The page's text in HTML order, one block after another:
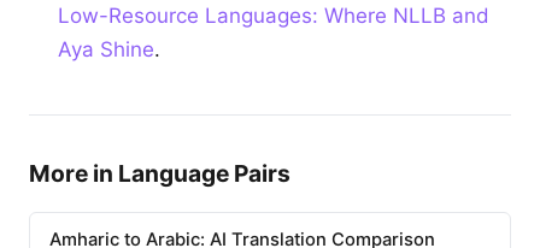
Low-Resource Languages: Where NLLB and
Aya Shine.
More in Language Pairs
Amharic to Arabic: AI Translation Comparison